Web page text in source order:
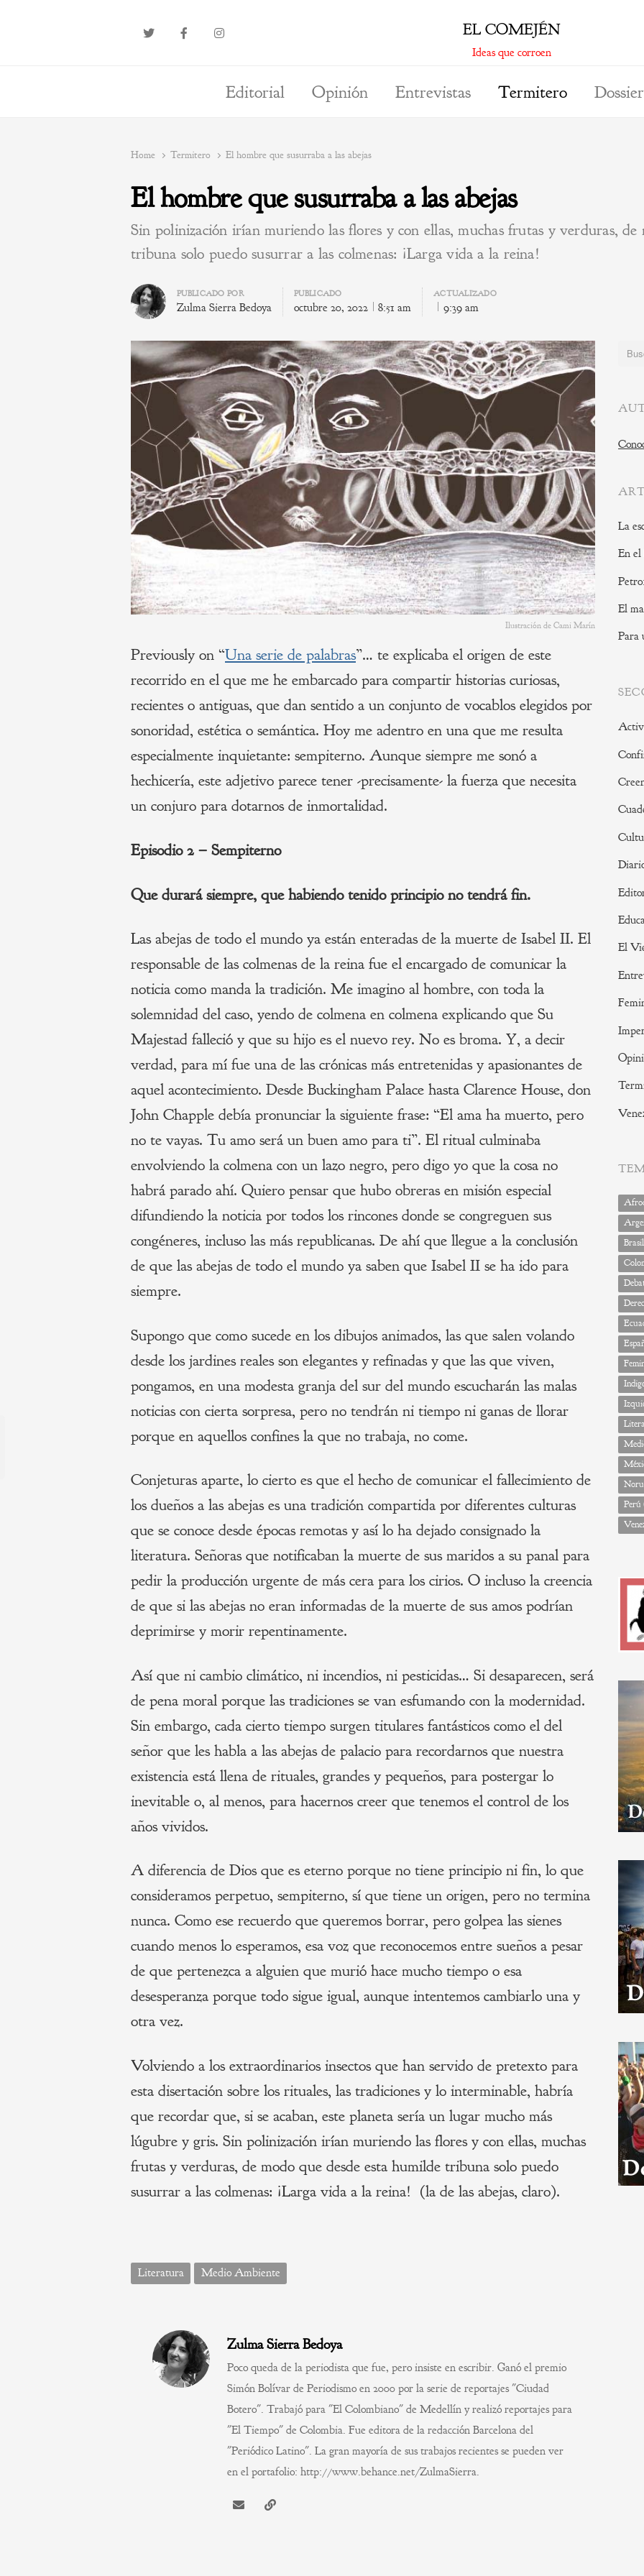
EL COMEJÉN
Ideas que corroen
Editorial Opinión Entrevistas Termitero
Home Termitero El hombre que susurraba a las abejas
El hombre que susurraba a las abejas
Sin polinización irían muriendo las flores y con ellas, muchas frutas y verduras, de
tribuna solo puedo susurrar a las colmenas: ¡Larga vida a la reina!
Author
PUBLICADO POR
Zulma Sierra Bedoya
PUBLICADO
octubre 20, 2022 8:51 am
ACTUALIZADO
9:39 am
Ilustración de Cami Marín
Previously on “Una serie de palabras”… te explicaba el origen de este
recorrido en el que me he embarcado para compartir historias curiosas,
recientes o antiguas, que dan sentido a un conjunto de vocablos elegidos por
sonoridad, estética o semántica. Hoy me adentro en una que me resulta
especialmente inquietante: sempiterno. Aunque siempre me sonó a
hechicería, este adjetivo parece tener -precisamente- la fuerza que necesita
un conjuro para dotarnos de inmortalidad.
Episodio 2 – Sempiterno
Que durará siempre, que habiendo tenido principio no tendrá fin.
Las abejas de todo el mundo ya están enteradas de la muerte de Isabel II. El
responsable de las colmenas de la reina fue el encargado de comunicar la
noticia como manda la tradición. Me imagino al hombre, con toda la
solemnidad del caso, yendo de colmena en colmena explicando que Su
Majestad falleció y que su hijo es el nuevo rey. No es broma. Y, a decir
verdad, para mí fue una de las crónicas más entretenidas y apasionantes de
aquel acontecimiento. Desde Buckingham Palace hasta Clarence House, don
John Chapple debía pronunciar la siguiente frase: “El ama ha muerto, pero
no te vayas. Tu amo será un buen amo para ti”. El ritual culminaba
envolviendo la colmena con un lazo negro, pero digo yo que la cosa no
habrá parado ahí. Quiero pensar que hubo obreras en misión especial
difundiendo la noticia por todos los rincones donde se congreguen sus
congéneres, incluso las más republicanas. De ahí que llegue a la conclusión
de que las abejas de todo el mundo ya saben que Isabel II se ha ido para
siempre.
Supongo que como sucede en los dibujos animados, las que salen volando
desde los jardines reales son elegantes y refinadas y que las que viven,
pongamos, en una modesta granja del sur del mundo escucharán las malas
noticias con cierta sorpresa, pero no tendrán ni tiempo ni ganas de llorar
porque en aquellos confines la que no trabaja, no come.
Conjeturas aparte, lo cierto es que el hecho de comunicar el fallecimiento de
los dueños a las abejas es una tradición compartida por diferentes culturas
que se conoce desde épocas remotas y así lo ha dejado consignado la
literatura. Señoras que notificaban la muerte de sus maridos a su panal para
pedir la producción urgente de más cera para los cirios. O incluso la creencia
de que si las abejas no eran informadas de la muerte de sus amos podrían
deprimirse y morir repentinamente.
Así que ni cambio climático, ni incendios, ni pesticidas… Si desaparecen, será
de pena moral porque las tradiciones se van esfumando con la modernidad.
Sin embargo, cada cierto tiempo surgen titulares fantásticos como el del
señor que les habla a las abejas de palacio para recordarnos que nuestra
existencia está llena de rituales, grandes y pequeños, para postergar lo
inevitable o, al menos, para hacernos creer que tenemos el control de los
años vividos.
A diferencia de Dios que es eterno porque no tiene principio ni fin, lo que
consideramos perpetuo, sempiterno, sí que tiene un origen, pero no termina
nunca. Como ese recuerdo que queremos borrar, pero golpea las sienes
cuando menos lo esperamos, esa voz que reconocemos entre sueños a pesar
de que pertenezca a alguien que murió hace mucho tiempo o esa
desesperanza porque todo sigue igual, aunque intentemos cambiarlo una y
otra vez.
Volviendo a los extraordinarios insectos que han servido de pretexto para
esta disertación sobre los rituales, las tradiciones y lo interminable, habría
que recordar que, si se acaban, este planeta sería un lugar mucho más
lúgubre y gris. Sin polinización irían muriendo las flores y con ellas, muchas
frutas y verduras, de modo que desde esta humilde tribuna solo puedo
susurrar a las colmenas: ¡Larga vida a la reina! (la de las abejas, claro).
Literatura Medio Ambiente
Zulma Sierra Bedoya
Poco queda de la periodista que fue, pero insiste en escribir. Ganó el premio
Simón Bolívar de Periodismo en 2000 por la serie de reportajes "Ciudad
Botero". Trabajó para "El Colombiano" de Medellín y realizó reportajes para
"El Tiempo" de Colombia. Fue editora de la redacción Barcelona del
"Periódico Latino". La gran mayoría de sus trabajos recientes se pueden ver
en el portafolio: http://www.behance.net/ZulmaSierra.
La
En
El
Para
El
Brasil
Perú